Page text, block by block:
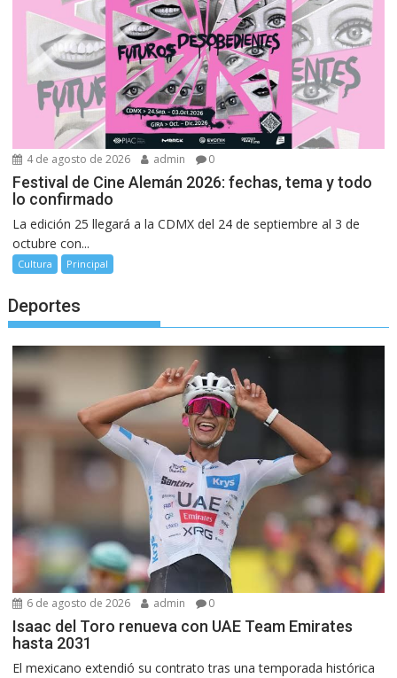
4 de agosto de 2026 admin 0
Festival de Cine Alemán 2026: fechas, tema y todo
lo confirmado
La edición 25 llegará a la CDMX del 24 de septiembre al 3 de
octubre con...
Cultura Principal
Deportes
6 de agosto de 2026 admin 0
Isaac del Toro renueva con UAE Team Emirates
hasta 2031
El mexicano extendió su contrato tras una temporada histórica